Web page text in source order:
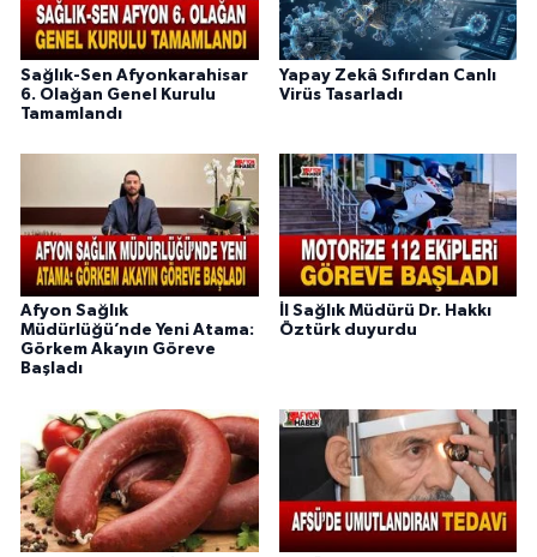
Sağlık-Sen Afyonkarahisar
6. Olağan Genel Kurulu
Tamamlandı
Yapay Zekâ Sıfırdan Canlı
Virüs Tasarladı
Afyon Sağlık
Müdürlüğü’nde Yeni Atama:
Görkem Akayın Göreve
Başladı
İl Sağlık Müdürü Dr. Hakkı
Öztürk duyurdu